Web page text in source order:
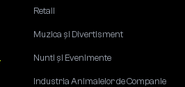
Retail
Muzica și Divertisment
Nunti și Evenimente
Industria Animalelor de Companie